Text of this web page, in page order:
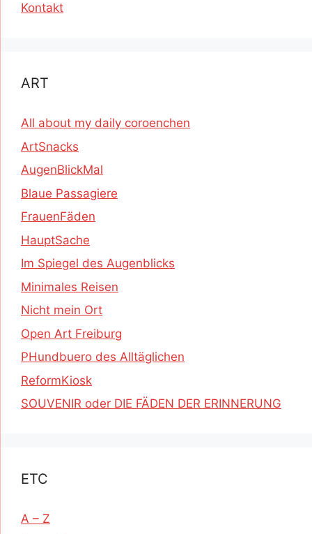
Kontakt
ART
All about my daily coroenchen
ArtSnacks
AugenBlickMal
Blaue Passagiere
FrauenFäden
HauptSache
Im Spiegel des Augenblicks
Minimales Reisen
Nicht mein Ort
Open Art Freiburg
PHundbuero des Alltäglichen
ReformKiosk
SOUVENIR oder DIE FÄDEN DER ERINNERUNG
ETC
A – Z